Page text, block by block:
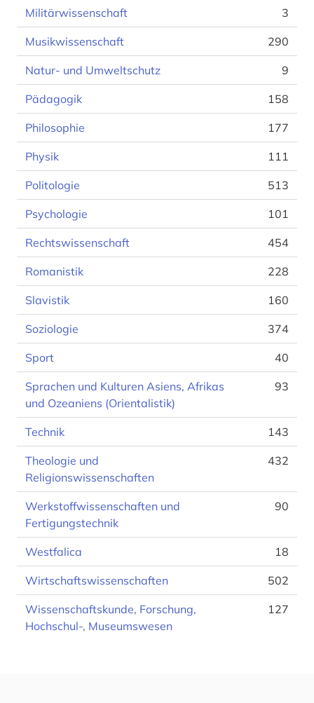
Militärwissenschaft 3
Musikwissenschaft 290
Natur- und Umweltschutz 9
Pädagogik 158
Philosophie 177
Physik 111
Politologie 513
Psychologie 101
Rechtswissenschaft 454
Romanistik 228
Slavistik 160
Soziologie 374
Sport 40
Sprachen und Kulturen Asiens, Afrikas
und Ozeaniens (Orientalistik)
93
Technik 143
Theologie und
Religionswissenschaften
432
Werkstoffwissenschaften und
Fertigungstechnik
90
Westfalica 18
Wirtschaftswissenschaften 502
Wissenschaftskunde, Forschung,
Hochschul-, Museumswesen
127